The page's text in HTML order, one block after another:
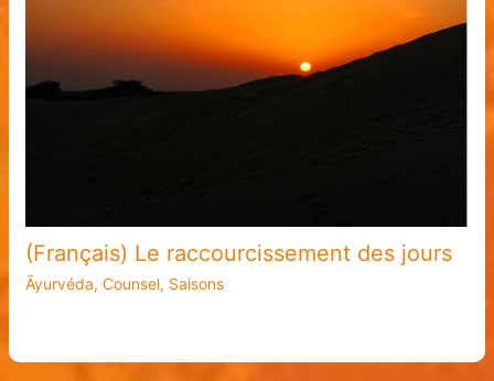
(Français) Le raccourcissement des jours
Āyurvéda, Counsel, Saisons